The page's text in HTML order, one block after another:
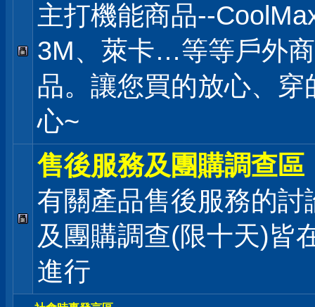
主打機能商品--
3M、萊卡…等等戶外商
品。讓您買的放心、穿
心~
售後服務及團購調查區
有關產品售後服務的討
及團購調查(限十天)皆
進行